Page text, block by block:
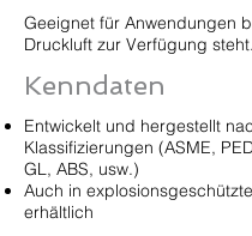
Geeignet für Anwendungen
Druckluft zur Verfügung steht.
Kenndaten
Entwickelt und hergestellt
Klassifizierungen (ASME,
GL, ABS, usw.)
Auch in
erhältlich